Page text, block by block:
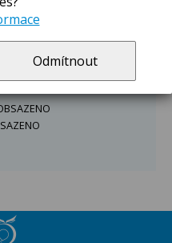
Odmítnout